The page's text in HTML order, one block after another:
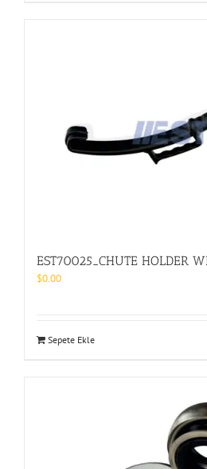
EST70025_CHUTE HOLDER
$0.00
Sepete Ekle